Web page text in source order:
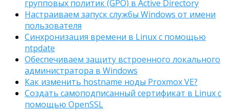
групповых политик (GPO) в Active Directory
Настраиваем запуск службы Windows от имени
пользователя
Синхронизация времени в Linux с помощью
ntpdate
Обеспечиваем защиту встроенного локального
администратора в Windows
Как изменить hostname ноды Proxmox VE?
Создать самоподписанный сертификат в Linux с
помощью OpenSSL